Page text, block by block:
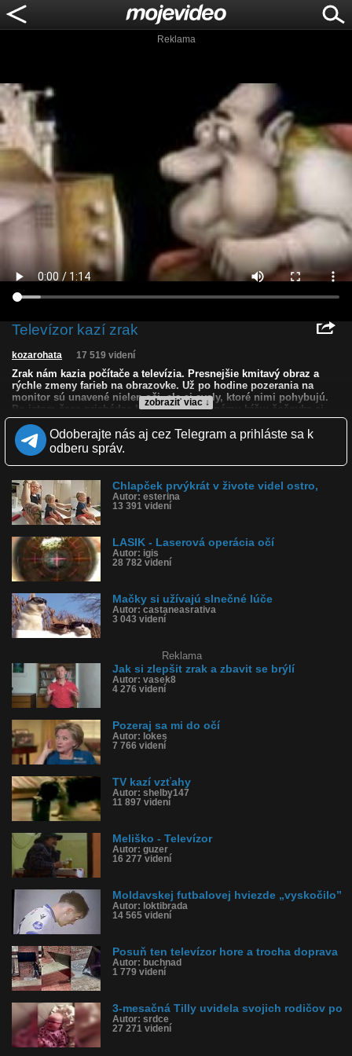
Reklama
Televízor kazí zrak
zobraziť viac ↓
kozarohata 17 519 videní
Zrak nám kazia počítače a televízia. Presnejšie kmitavý obraz a
rýchle zmeny farieb na obrazovke. Už po hodine pozerania na
monitor sú unavené nielen oči, ale aj svaly, ktoré nimi pohybujú.
Po istom čase prichádza k tzv. akomodačnému kŕču: šošovka aj
celý optický systém sa prispôsobujú videniu zblízka. Ak tieto
poruchy trvajú dlhší čas a opakujú sa, vyvolávajú krátkozrakosť. Je
zaujímavé, že v oblastiach neskazených modernou technikou, ako
je napríklad Tibet alebo povodie Amazonky, potrebuje okuliare
sotva jeden zo sto obyvateľov. Ako sa postarať o svoje oči?
Udržujte vzdialenosť, doprajte očiam oddych, dbajte o vhodnú
stravu.
Kvalita:
Zverejnené: 19.11.2009 11:47
Páči sa: 82% (45 hlasov)
Obľúbené: 12
Komentárov: 27
Dľžka: 1:14
Kategória: animované
Tagy: zrak, oči, oko, okuliare, tv, televízor, zdravie
História sledovanosti videa:
Odoberajte nás aj cez Telegram a prihláste sa k
odberu správ.
Chlapček prvýkrát v živote videl ostro,
Autor: esterina
13 391 videní
LASIK - Laserová operácia očí
Autor: igis
28 782 videní
Mačky si užívajú slnečné lúče
Autor: castaneasrativa
3 043 videní
Reklama
Jak si zlepšit zrak a zbavit se brýlí
Autor: vasek8
4 276 videní
Pozeraj sa mi do očí
Autor: lokes
7 766 videní
TV kazí vzťahy
Autor: shelby147
11 897 videní
Meliško - Televízor
Autor: guzer
16 277 videní
Moldavskej futbalovej hviezde „vyskočilo”
Autor: loktibrada
14 565 videní
Posuň ten televízor hore a trocha doprava
Autor: buchnad
1 779 videní
3-mesačná Tilly uvidela svojich rodičov po
Autor: srdce
27 271 videní